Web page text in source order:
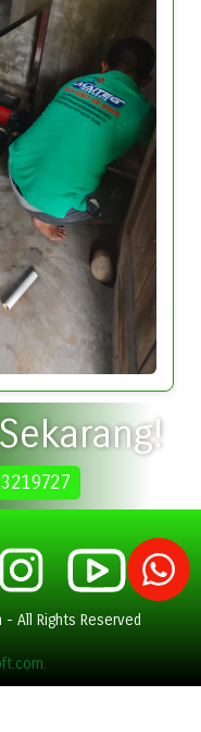
All Rights Reserved